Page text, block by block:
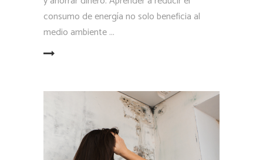
consumo de energía no solo beneficia al
medio ambiente